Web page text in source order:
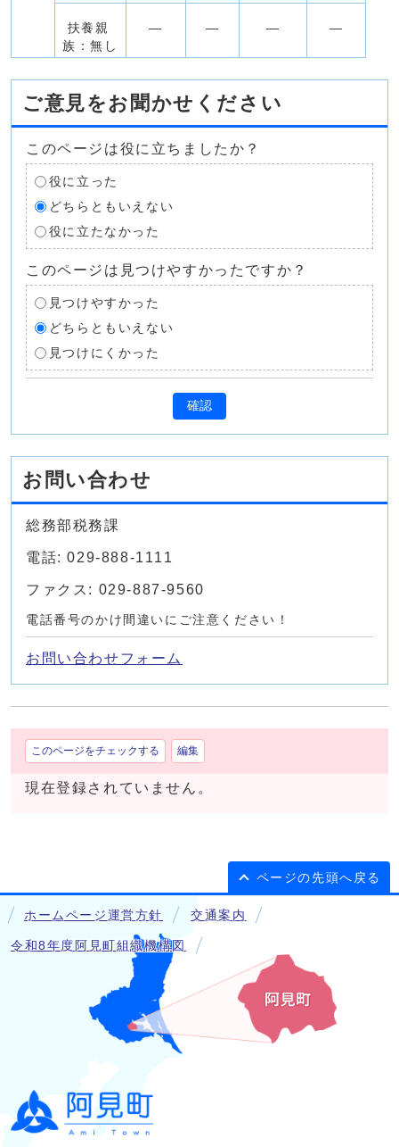
扶養親
族：無し
― ― ― ―
ご意見をお聞かせください
このページは役に立ちましたか？
役に立った
どちらともいえない
役に立たなかった
このページは見つけやすかったですか？
見つけやすかった
どちらともいえない
見つけにくかった
確認
お問い合わせ
総務部税務課
電話: 029-888-1111
ファクス: 029-887-9560
電話番号のかけ間違いにご注意ください！
お問い合わせフォーム
このページをチェックする 編集
現在登録されていません。
ページの先頭へ戻る
ホームページ運営方針 交通案内
令和8年度阿見町組織機構図